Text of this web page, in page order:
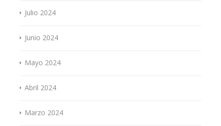
Julio 2024
Junio 2024
Mayo 2024
Abril 2024
Marzo 2024